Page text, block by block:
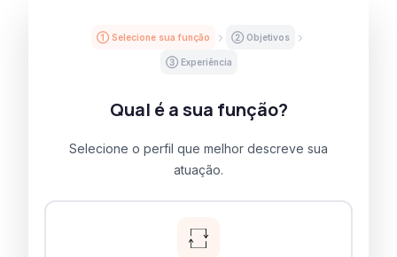
① Selecione sua função ② Objetivos
③ Experiência
Qual é a sua função?
Selecione o perfil que melhor descreve sua
atuação.